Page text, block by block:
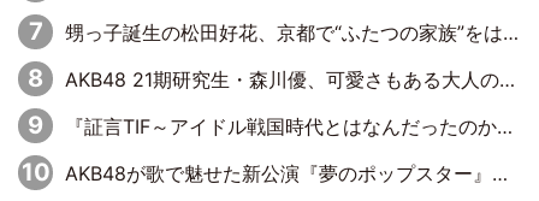
甥っ子誕生の松田好花、京都で“ふたつの家族”をはしご！ “母”黒谷友香に見送られ、“父”松岡昌宏とはハシゴ酒
AKB48 21期研究生・森川優、可愛さもある大人の女性に
『証言TIF～アイドル戦国時代とはなんだったのか～』第10回：さくら学院・武藤彩未×飯田らうら「正直、中3で辞めるというのを信じてなくて。そう言われてはいたけど、嘘でしょって」
AKB48が歌で魅せた新公演『夢のポップスター』 初日から全身全霊のステージ